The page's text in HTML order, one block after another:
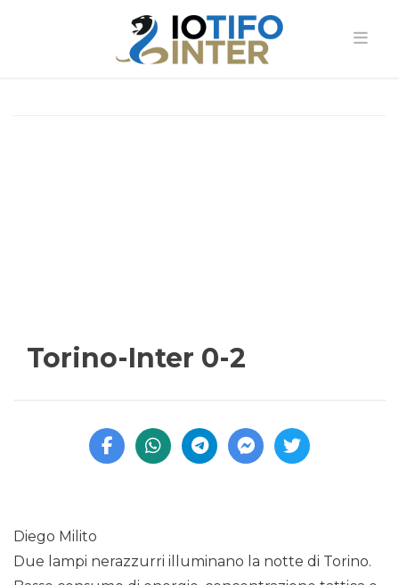
Torino-Inter 0-2
Diego Milito
Due lampi nerazzurri illuminano la notte di Torino.